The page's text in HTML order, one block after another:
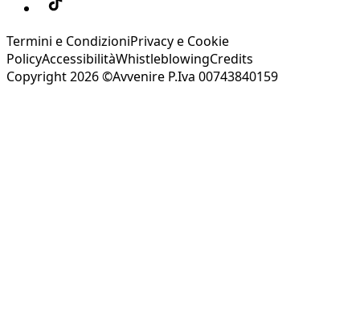
Termini e CondizioniPrivacy e Cookie
PolicyAccessibilitàWhistleblowingCredits
Copyright 2026 ©Avvenire P.Iva 00743840159